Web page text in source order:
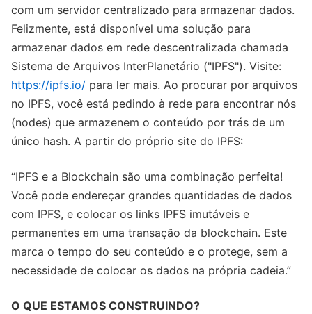
com um servidor centralizado para armazenar dados.
Felizmente, está disponível uma solução para
armazenar dados em rede descentralizada chamada
Sistema de Arquivos InterPlanetário ("IPFS"). Visite:
https://ipfs.io/ para ler mais. Ao procurar por arquivos
no IPFS, você está pedindo à rede para encontrar nós
(nodes) que armazenem o conteúdo por trás de um
único hash. A partir do próprio site do IPFS:
“IPFS e a Blockchain são uma combinação perfeita!
Você pode endereçar grandes quantidades de dados
com IPFS, e colocar os links IPFS imutáveis e
permanentes em uma transação da blockchain. Este
marca o tempo do seu conteúdo e o protege, sem a
necessidade de colocar os dados na própria cadeia.”
O QUE ESTAMOS CONSTRUINDO?